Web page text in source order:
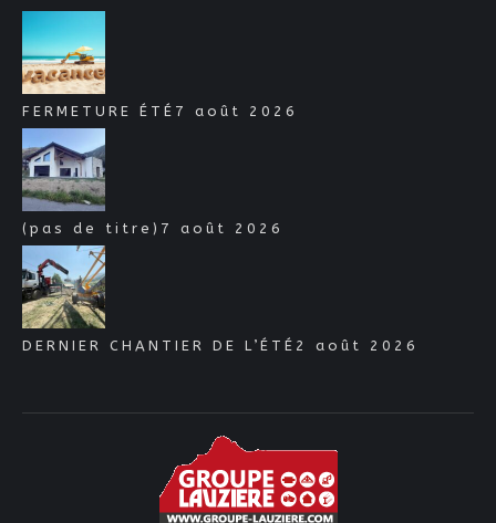
FERMETURE ÉTÉ 7 août 2026
(pas de titre) 7 août 2026
DERNIER CHANTIER DE L’ÉTÉ 2 août 2026